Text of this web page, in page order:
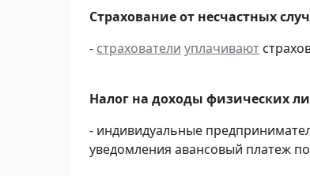
Страхование от несчастных
- страхователи уплачивают
Налог на доходы физических
- индивидуальные
уведомления авансовый платеж